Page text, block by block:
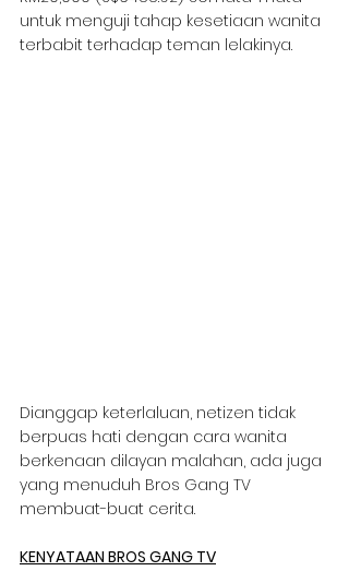
untuk menguji tahap kesetiaan wanita
terbabit terhadap teman lelakinya.
Dianggap keterlaluan, netizen tidak
berpuas hati dengan cara wanita
berkenaan dilayan malahan, ada juga
yang menuduh Bros Gang TV
membuat-buat cerita.
KENYATAAN BROS GANG TV